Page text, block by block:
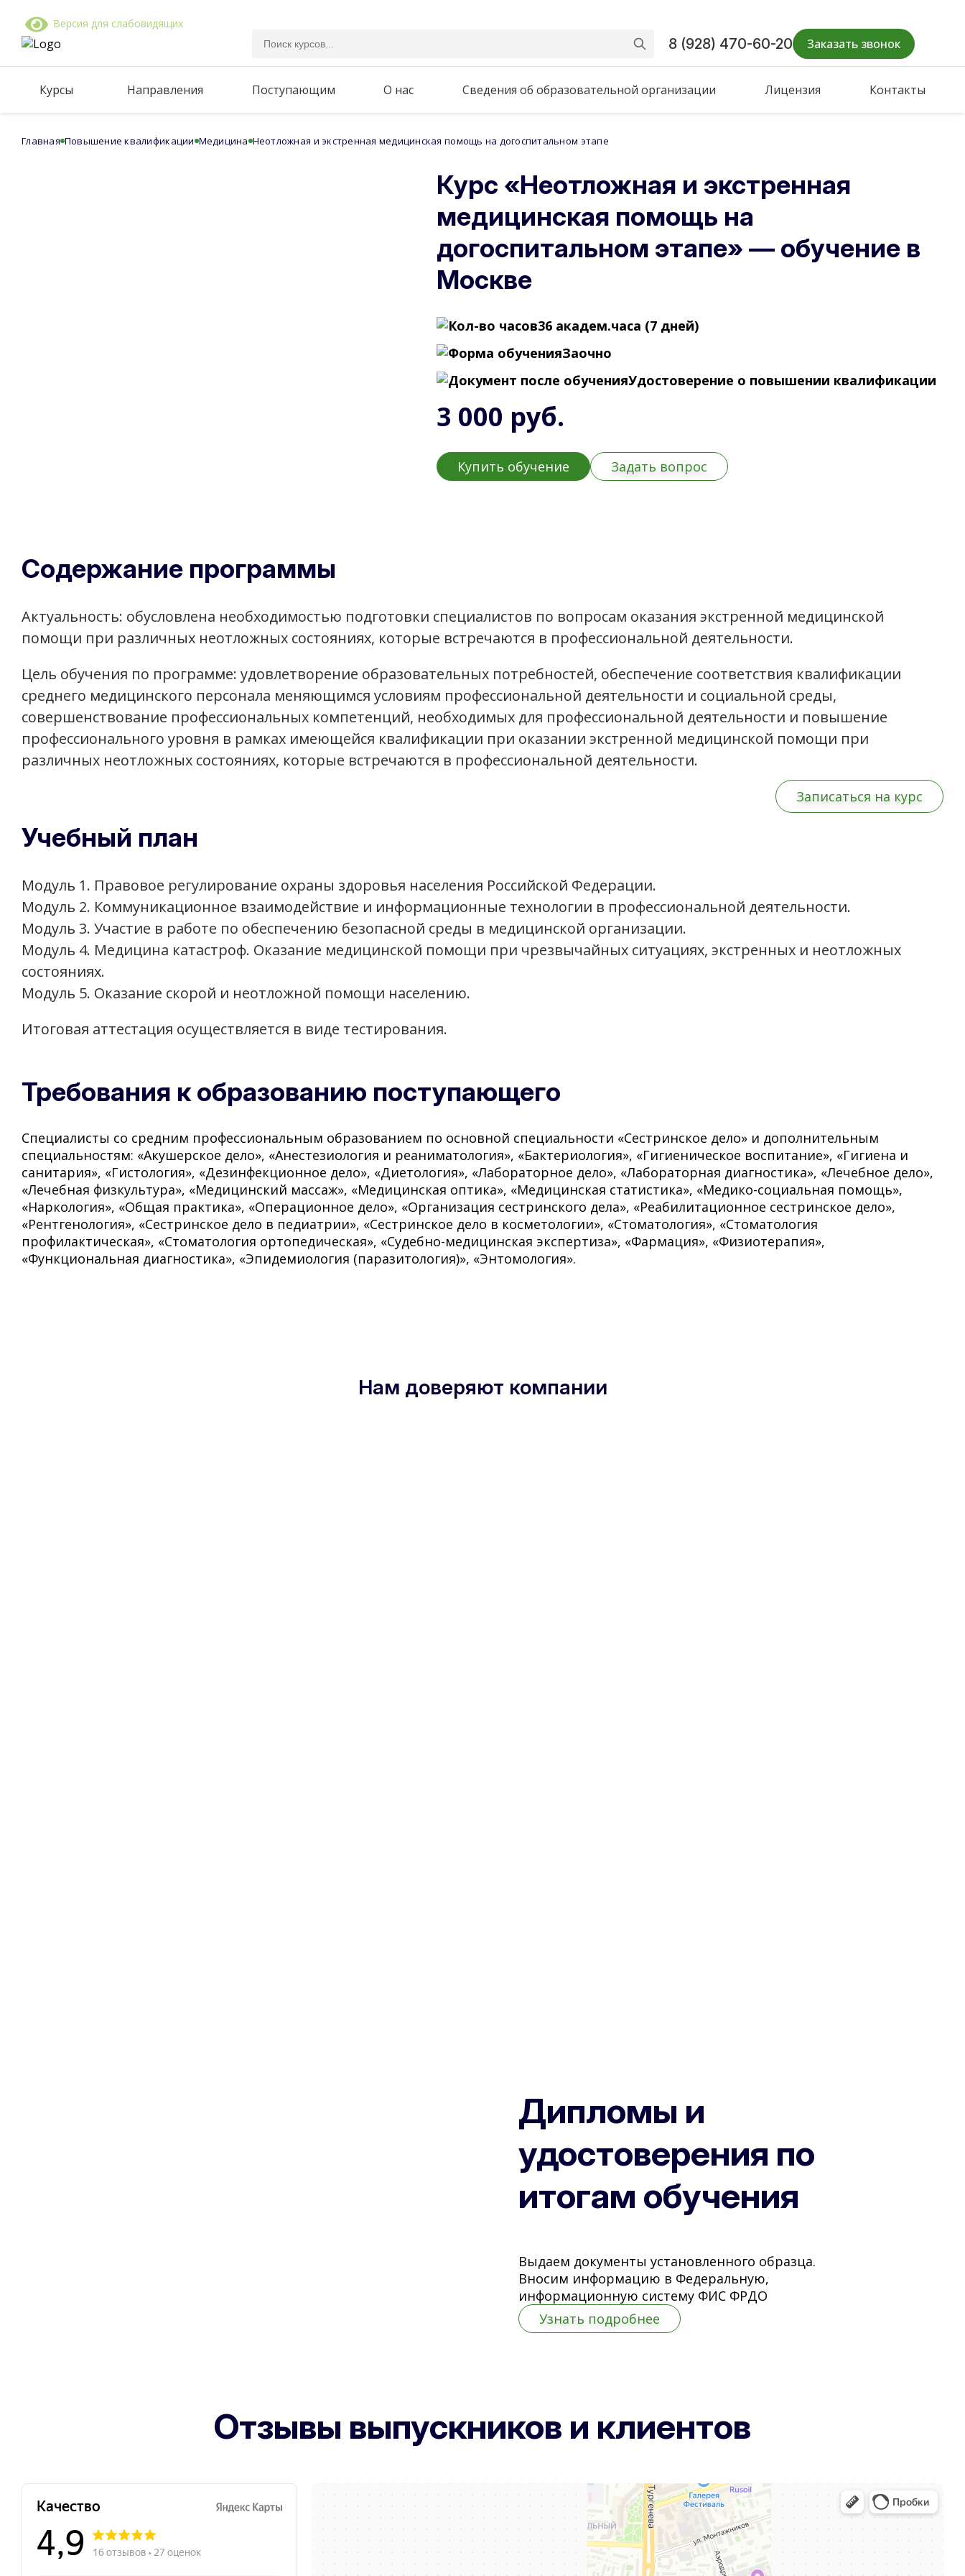
Версия для слабовидящих
8 (928) 470-60-20 Заказать звонок
Курсы Направления Поступающим О нас Сведения об образовательной организации Лицензия Контакты
Главная Повышение квалификации Медицина Неотложная и экстренная медицинская помощь на догоспитальном этапе
Курс «Неотложная и экстренная
медицинская помощь на
догоспитальном этапе» — обучение в
Москве
36 академ.часа (7 дней)
Заочно
Удостоверение о повышении квалификации
3 000 руб.
Купить обучение Задать вопрос
Содержание программы
Актуальность: обусловлена необходимостью подготовки специалистов по вопросам оказания экстренной медицинской
помощи при различных неотложных состояниях, которые встречаются в профессиональной деятельности.
Цель обучения по программе: удовлетворение образовательных потребностей, обеспечение соответствия квалификации
среднего медицинского персонала меняющимся условиям профессиональной деятельности и социальной среды,
совершенствование профессиональных компетенций, необходимых для профессиональной деятельности и повышение
профессионального уровня в рамках имеющейся квалификации при оказании экстренной медицинской помощи при
различных неотложных состояниях, которые встречаются в профессиональной деятельности.
Записаться на курс
Учебный план
Модуль 1. Правовое регулирование охраны здоровья населения Российской Федерации.
Модуль 2. Коммуникационное взаимодействие и информационные технологии в профессиональной деятельности.
Модуль 3. Участие в работе по обеспечению безопасной среды в медицинской организации.
Модуль 4. Медицина катастроф. Оказание медицинской помощи при чрезвычайных ситуациях, экстренных и неотложных
состояниях.
Модуль 5. Оказание скорой и неотложной помощи населению.
Итоговая аттестация осуществляется в виде тестирования.
Требования к образованию поступающего
Специалисты со средним профессиональным образованием по основной специальности «Сестринское дело» и дополнительным
специальностям: «Акушерское дело», «Анестезиология и реаниматология», «Бактериология», «Гигиеническое воспитание», «Гигиена и
санитария», «Гистология», «Дезинфекционное дело», «Диетология», «Лабораторное дело», «Лабораторная диагностика», «Лечебное дело»,
«Лечебная физкультура», «Медицинский массаж», «Медицинская оптика», «Медицинская статистика», «Медико-социальная помощь»,
«Наркология», «Общая практика», «Операционное дело», «Организация сестринского дела», «Реабилитационное сестринское дело»,
«Рентгенология», «Сестринское дело в педиатрии», «Сестринское дело в косметологии», «Стоматология», «Стоматология
профилактическая», «Стоматология ортопедическая», «Судебно-медицинская экспертиза», «Фармация», «Физиотерапия»,
«Функциональная диагностика», «Эпидемиология (паразитология)», «Энтомология».
Нам доверяют компании
Дипломы и
удостоверения по
итогам обучения
Выдаем документы установленного образца.
Вносим информацию в Федеральную,
информационную систему ФИС ФРДО
Узнать подробнее
Отзывы выпускников и клиентов